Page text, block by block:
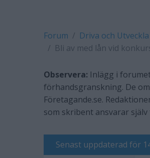
Forum Driva och
Bli av med lån vid
Observera: Inlägg i
förhandsgranskning. De
Företagande.se.
som skribent ansvarar
Senast uppdaterad för